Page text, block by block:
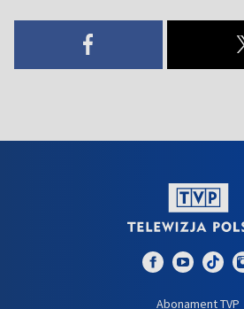
Abonament TVP